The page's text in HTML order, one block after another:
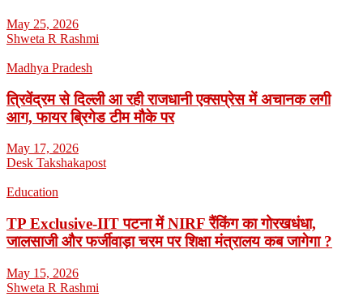
May 25, 2026
Shweta R Rashmi
Madhya Pradesh
त्रिवेंद्रम से दिल्ली आ रही राजधानी एक्सप्रेस में अचानक लगी
आग, फायर ब्रिगेड टीम मौके पर
May 17, 2026
Desk Takshakapost
Education
TP Exclusive-IIT पटना में NIRF रैंकिंग का गोरखधंधा,
जालसाजी और फर्जीवाड़ा चरम पर शिक्षा मंत्रालय कब जागेगा ?
May 15, 2026
Shweta R Rashmi